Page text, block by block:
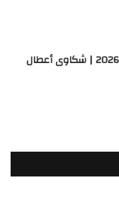
ارقام اعطال التليفونات 2026 | شكاوى أعطال